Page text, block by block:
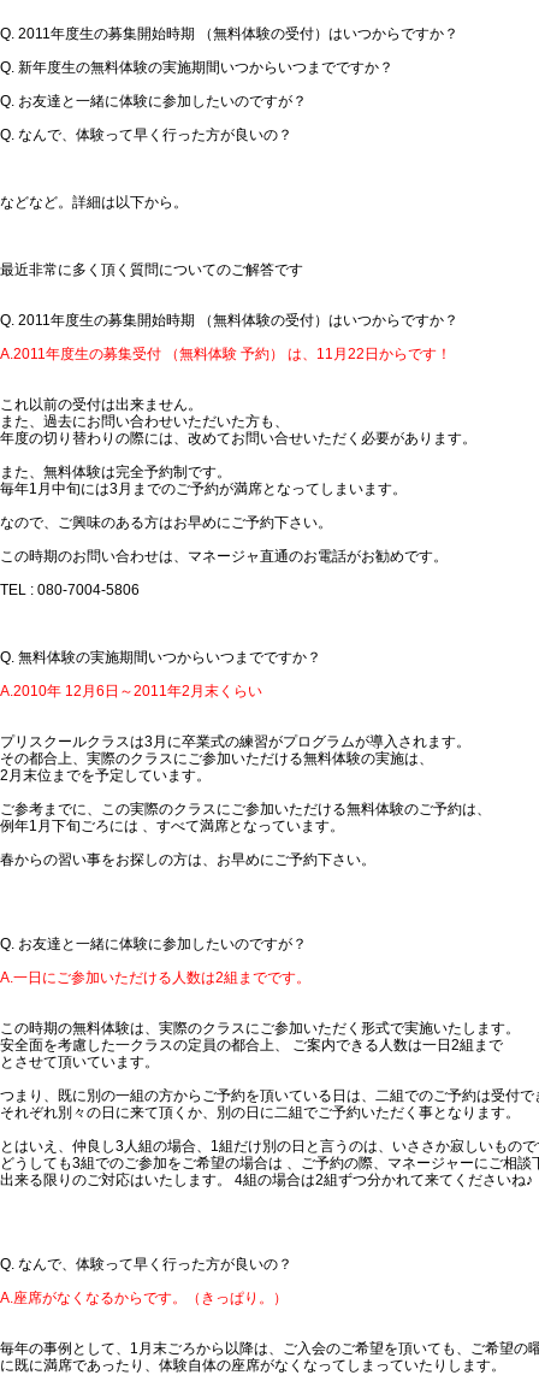
Q. 2011年度生の募集開始時期 （無料体験の受付）はいつからですか？
Q. 新年度生の無料体験の実施期間いつからいつまでですか？
Q. お友達と一緒に体験に参加したいのですが？
Q. なんで、体験って早く行った方が良いの？
などなど。詳細は以下から。
最近非常に多く頂く質問についてのご解答です
Q. 2011年度生の募集開始時期 （無料体験の受付）はいつからですか？
A.2011年度生の募集受付 （無料体験 予約） は、11月22日からです！
これ以前の受付は出来ません。
また、過去にお問い合わせいただいた方も、
年度の切り替わりの際には、改めてお問い合せいただく必要があります。
また、 無料体験は完全予約制 です。
毎年1月中旬には3月までのご予約が満席となってしまいます。
なので、 ご興味のある方はお早めにご予約下さい。
この時期のお問い合わせは、マネージャ直通のお電話がお勧めです。
TEL : 080-7004-5806
Q. 無料体験の実施期間いつからいつまでですか？
A.2010年 12月6日～2011年2月末くらい
プリスクールクラスは3月に卒業式の練習がプログラムが導入されます。
その都合上、実際のクラスにご参加いただける無料体験の実施は、
2月末位までを予定しています。
ご参考までに、この実際のクラスにご参加いただける無料体験のご予約は、
例年1月下旬ごろには 、すべて満席となっています。
春からの習い事をお探しの方は、お早めにご予約下さい。
Q. お友達と一緒に体験に参加したいのですが？
A.一日にご参加いただける人数は2組までです。
この時期の無料体験は、実際のクラスにご参加いただく形式で実施いたします。
安全面を考慮した一クラスの定員の都合上、 ご案内できる人数は一日2組まで
とさせて頂いています。
つまり、既に別の一組の方からご予約を頂いている日は、二組でのご予約は受付で
それぞれ別々の日に来て頂くか、別の日に二組でご予約いただく事となります。
とはいえ、仲良し3人組の場合、1組だけ別の日と言うのは、いささか寂しいもの
どうしても3組でのご参加をご希望の場合は 、ご予約の際、マネージャーにご相談
出来る限りのご対応はいたします。 4組の場合は2組ずつ分かれて来てくださいね♪
Q. なんで、体験って早く行った方が良いの？
A.座席がなくなるからです。（きっぱり。）
毎年の事例として、1月末ごろから以降は、ご入会のご希望を頂いても、ご希望の
に既に満席であったり、体験自体の座席がなくなってしまっていたりします。